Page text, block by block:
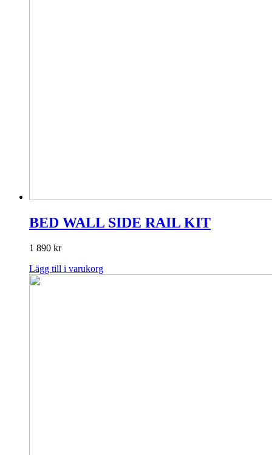
BED WALL SIDE RAIL KIT
1 890 kr
Lägg till i varukorg